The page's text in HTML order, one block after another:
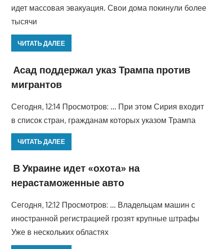
идет массовая эвакуация. Свои дома покинули более
тысячи
ЧИТАТЬ ДАЛЕЕ
Асад поддержал указ Трампа против
мигрантов
Сегодня, 12:14 Просмотров: … При этом Сирия входит
в список стран, гражданам которых указом Трампа
ЧИТАТЬ ДАЛЕЕ
В Украине идет «охота» на
нерастаможенные авто
Сегодня, 12:12 Просмотров: … Владельцам машин с
иностранной регистрацией грозят крупные штрафы
Уже в нескольких областях